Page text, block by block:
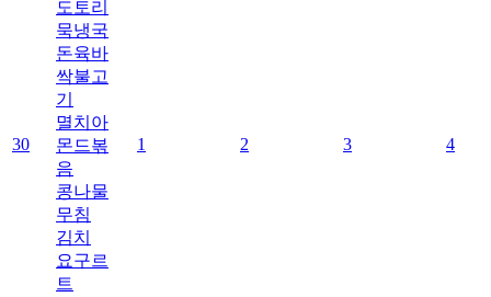
30
도토리
묵냉국
돈육바
싹불고
기
멸치아
몬드볶
음
콩나물
무침
김치
요구르
트
1 2 3 4